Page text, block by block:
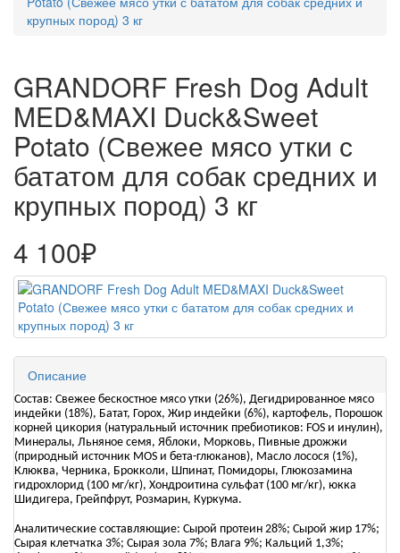
крупных пород) 3 кг
GRANDORF Fresh Dog Adult
MED&MAXI Duck&Sweet
Potato (Свежее мясо утки с
бататом для собак средних и
крупных пород) 3 кг
4 100₽
Описание
Состав: Свежее бескостное мясо утки (26%), Дегидрированное мясо
индейки (18%), Батат, Горох, Жир индейки (6%), картофель, Порошок
корней цикория (натуральный источник пребиотиков: FOS и инулин),
Минералы, Льняное семя, Яблоки, Морковь, Пивные дрожжи
(природный источник MOS и бета-глюканов), Масло лосося (1%),
Клюква, Черника, Брокколи, Шпинат, Помидоры, Глюкозамина
гидрохлорид (100 мг/кг), Хондроитина сульфат (100 мг/кг), юкка
Шидигера, Грейпфрут, Розмарин, Куркума.
Аналитические составляющие: Сырой протеин 28%; Сырой жир 17%;
Сырая клетчатка 3%; Сырая зола 7%; Влага 9%; Кальций 1,3%;